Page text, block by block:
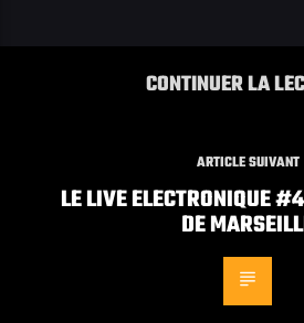
CONTINUER LA
ARTICLE SUIVANT
LE LIVE ELECTRONIQUE
DE